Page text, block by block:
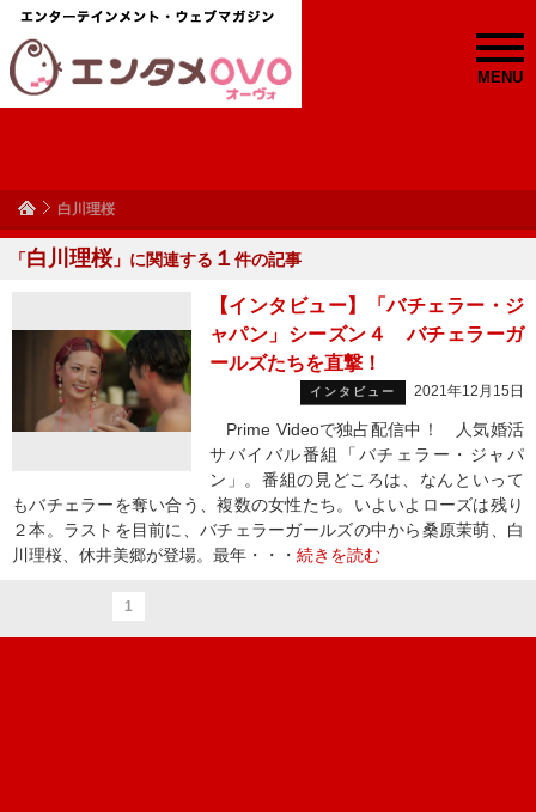
MENU
白川理桜
「白川理桜」に関連する １ 件の記事
【インタビュー】「バチェラー・ジ
ャパン」シーズン４ バチェラーガ
ールズたちを直撃！
インタビュー 2021年12月15日
Prime Videoで独占配信中！ 人気婚活
サバイバル番組「バチェラー・ジャパ
ン」。番組の見どころは、なんといって
もバチェラーを奪い合う、複数の女性たち。いよいよローズは残り
２本。ラストを目前に、バチェラーガールズの中から桑原茉萌、白
川理桜、休井美郷が登場。最年・・・ 続きを読む
1